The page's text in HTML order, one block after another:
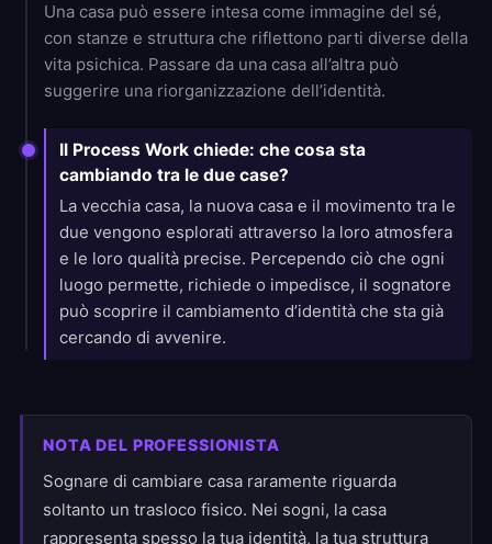
Una casa può essere intesa come immagine del sé,
con stanze e struttura che riflettono parti diverse della
vita psichica. Passare da una casa all’altra può
suggerire una riorganizzazione dell’identità.
Il Process Work chiede: che cosa sta
cambiando tra le due case?
La vecchia casa, la nuova casa e il movimento tra le
due vengono esplorati attraverso la loro atmosfera
e le loro qualità precise. Percependo ciò che ogni
luogo permette, richiede o impedisce, il sognatore
può scoprire il cambiamento d’identità che sta già
cercando di avvenire.
NOTA DEL PROFESSIONISTA
Sognare di cambiare casa raramente riguarda
soltanto un trasloco fisico. Nei sogni, la casa
rappresenta spesso la tua identità, la tua struttura